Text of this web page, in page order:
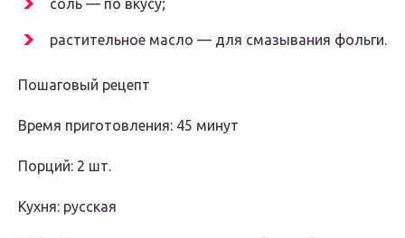
соль — по вкусу;
растительное масло — для смазывания фольги.
Пошаговый рецепт
Время приготовления: 45 минут
Порций: 2 шт.
Кухня: русская